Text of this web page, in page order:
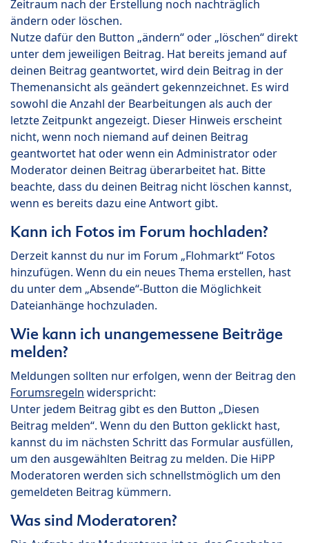
Zeitraum nach der Erstellung noch nachträglich
ändern oder löschen.
Nutze dafür den Button „ändern“ oder „löschen“ direkt
unter dem jeweiligen Beitrag. Hat bereits jemand auf
deinen Beitrag geantwortet, wird dein Beitrag in der
Themenansicht als geändert gekennzeichnet. Es wird
sowohl die Anzahl der Bearbeitungen als auch der
letzte Zeitpunkt angezeigt. Dieser Hinweis erscheint
nicht, wenn noch niemand auf deinen Beitrag
geantwortet hat oder wenn ein Administrator oder
Moderator deinen Beitrag überarbeitet hat. Bitte
beachte, dass du deinen Beitrag nicht löschen kannst,
wenn es bereits dazu eine Antwort gibt.
Kann ich Fotos im Forum hochladen?
Derzeit kannst du nur im Forum „Flohmarkt“ Fotos
hinzufügen. Wenn du ein neues Thema erstellen, hast
du unter dem „Absende“-Button die Möglichkeit
Dateianhänge hochzuladen.
Wie kann ich unangemessene Beiträge
melden?
Meldungen sollten nur erfolgen, wenn der Beitrag den
Forumsregeln widerspricht:
Unter jedem Beitrag gibt es den Button „Diesen
Beitrag melden“. Wenn du den Button geklickt hast,
kannst du im nächsten Schritt das Formular ausfüllen,
um den ausgewählten Beitrag zu melden. Die HiPP
Moderatoren werden sich schnellstmöglich um den
gemeldeten Beitrag kümmern.
Was sind Moderatoren?